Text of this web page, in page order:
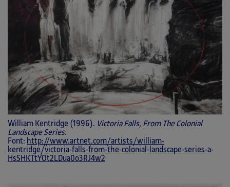
William Kentridge (1996). Victoria Falls, From The Colonial
Landscape Series.
Font: http://www.artnet.com/artists/william-
kentridge/victoria-falls-from-the-colonial-landscape-series-a-
HsSHKTtYOt2LDua0o3RJ4w2